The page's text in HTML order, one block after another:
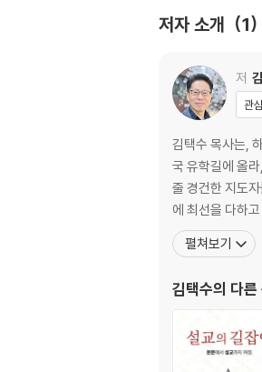
14 팥죽 117
16 존귀한 사람 127
17 거절할 수 없는
18 한 말씀이면 충
19 세월을 아끼라!
20 난 회복이 필요
21 성도와 죄인의
22 베드로 인터뷰
23 16년 만에 립스
24 회개와 회심의
26 당신은 성도입
27 하나님이 더딜
28 천재성과 위대
29 내 모습 이대로
저자 소개 1
저
관
김택수 목사는,
국 유학길에 올
줄 경건한 지도
에 최선을 다하
펼쳐보기
김택수의 다른